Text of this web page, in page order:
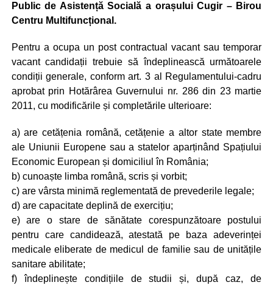
Public de Asistență Socială a orașului Cugir – Birou
Centru Multifuncțional.
Pentru a ocupa un post contractual vacant sau temporar
vacant candidații trebuie să îndeplinească următoarele
condiții generale, conform art. 3 al Regulamentului-cadru
aprobat prin Hotărârea Guvernului nr. 286 din 23 martie
2011, cu modificările și completările ulterioare:
a) are cetățenia română, cetățenie a altor state membre
ale Uniunii Europene sau a statelor aparținând Spațiului
Economic European și domiciliul în România;
b) cunoaște limba română, scris și vorbit;
c) are vârsta minimă reglementată de prevederile legale;
d) are capacitate deplină de exercițiu;
e) are o stare de sănătate corespunzătoare postului
pentru care candidează, atestată pe baza adeverinței
medicale eliberate de medicul de familie sau de unitățile
sanitare abilitate;
f) îndeplinește condițiile de studii și, după caz, de